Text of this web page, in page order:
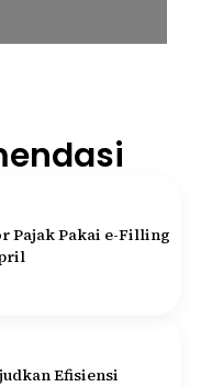
Pajak Pakai e-Filling
Efisiensi